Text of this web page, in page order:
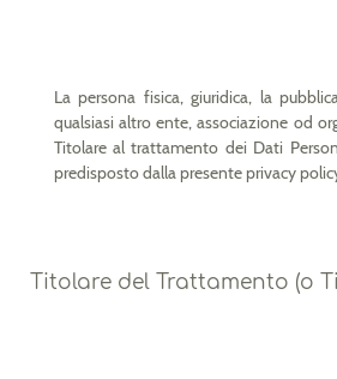
La persona fisica, giuridica, la
qualsiasi altro ente, associazione od
Titolare al trattamento dei Dati
predisposto dalla presente privacy
Titolare del Trattamento (o